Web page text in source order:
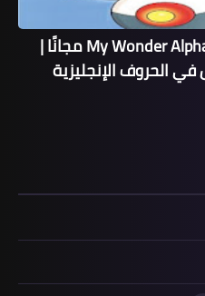
تحميل كتاب My Wonder Alphabet Book PDF مجانًا |
الحروف الإنجليزية